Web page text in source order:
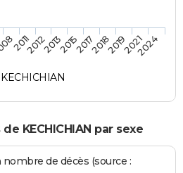
KECHICHIAN
201120122013201520172018201920212024
KECHICHIAN par sexe
de décès (source :